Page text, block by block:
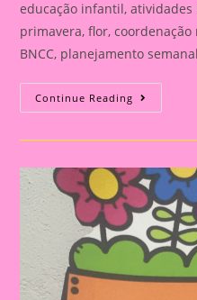
educação infantil,
primavera, flor,
BNCC, planejamento
Continue Reading ATIVIDADE
O
PARA
INFANTIL